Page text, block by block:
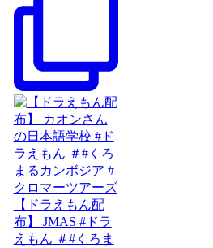
【ドラえもん配
布】 JMAS #ドラ
えもん ＃#くろま